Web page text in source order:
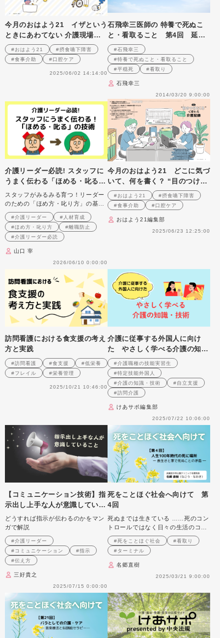
今月のおはよう21 イザという
ときにあわてない 介護現場の
よくある「ピンチ」解決術
#おはよう21
#摂食嚥下障害
#食事介助
#口腔ケア
2025/06/02 14:14:00
石飛幸三医師の 特養で死ぬこ
と・看取ること 第4回 延命
治療に警鐘を鳴らした２つのき
っかけ
#石飛幸三
#特養で死ぬこと・看取ること
#平穏死
#看取り
石飛幸三
2014/03/20 9:00:00
介護リーダー必読! スタッフに
うまく伝わる「ほめる・叱る」
の技術
スタッフがみるみる育つ！リーダー
のための「ほめ方・叱り方」の基本
と、明日から使える声かけのコツ。
#介護リーダー
#人材育成
#ほめ方・叱り方
#離職防止
#介護リーダー必読
山口 宰
2026/06/10 0:00:00
今月のおはよう21 どこに気づ
いて、何を書く？ “目のつけど
ころ”で変わる介護記録
#おはよう21
#摂食嚥下障害
#食事介助
#口腔ケア
おはよう21編集部
2025/06/23 12:25:00
訪問看護における食支援の考え
方と実践
#訪問看護 #食支援
#低栄養
#フレイル
#栄養管理
2025/10/21 10:46:00
介護に従事する外国人に向け
た やさしく学べる介護の知
識・技術
#介護職種の技能実習生
#特定技能外国人
#介護の知識・技術
#自立支援
#訪問介護
けあサポ編集部
2025/07/22 10:06:00
【コミュニケーション技術】指
示出し上手な人が意識している
こと
どうすれば指示が伝わるのかをマン
ガで解説
#介護リーダー
#コミュニケーション
#指示
#伝え方
三好貴之
2025/07/15 0:00:00
死をことほぐ社会へ向けて 第
4回
死ぬまでは生きている ……死のコン
トロールではなく日々の生活のコン
トロール
#死をことほぐ社会
#看取り
#ターミナル
名郷直樹
2025/03/21 9:00:00